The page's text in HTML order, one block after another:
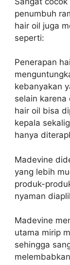
penumbuh
hair oil juga
seperti:
Penerapan
kebanyakan
selain
hair oil bisa
kepala
hanya
Madevine
yang lebih
produk-
nyaman
Madevine
utama mirip
sehingga